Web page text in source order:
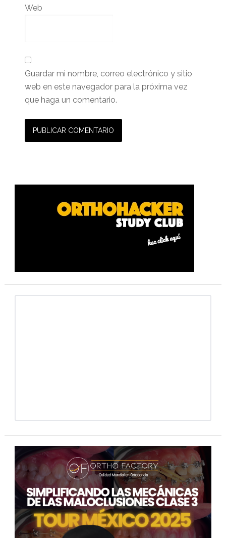
Web
Guardar mi nombre, correo electrónico y sitio
web en este navegador para la próxima vez
que haga un comentario.
Barra
primaria